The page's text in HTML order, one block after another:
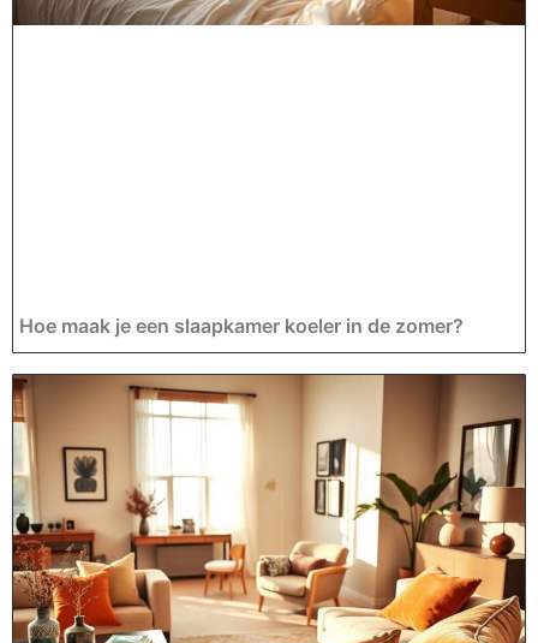
Hoe maak je een slaapkamer koeler in de zomer?